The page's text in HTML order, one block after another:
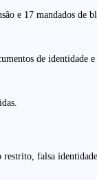
e 17 mandados
de identidade
falsa